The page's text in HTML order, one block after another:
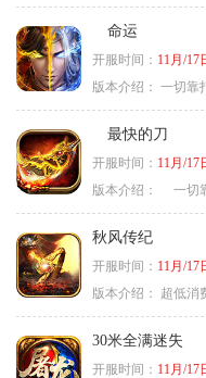
命运
开服时间： 11月/17
版本介绍： 一切靠
最快的刀
开服时间： 11月/17
版本介绍：
一切
秋风传纪
开服时间： 11月/17
版本介绍：
超低消
30米全满迷失
开服时间： 11月/17